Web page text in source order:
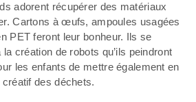
adorent récupérer des matériaux
Cartons à œufs, ampoules usagées
PET feront leur bonheur. Ils se
création de robots qu’ils peindront
les enfants de mettre également en
des déchets.